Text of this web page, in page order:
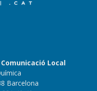
Local
Barcelona